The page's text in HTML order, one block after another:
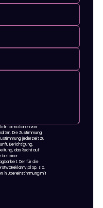
Informationen von
Die Zustimmung
jederzeit zu
Berichtigung,
das Recht auf
bei einer
Der für die
Sp. z o.
in Übereinstimmung mit